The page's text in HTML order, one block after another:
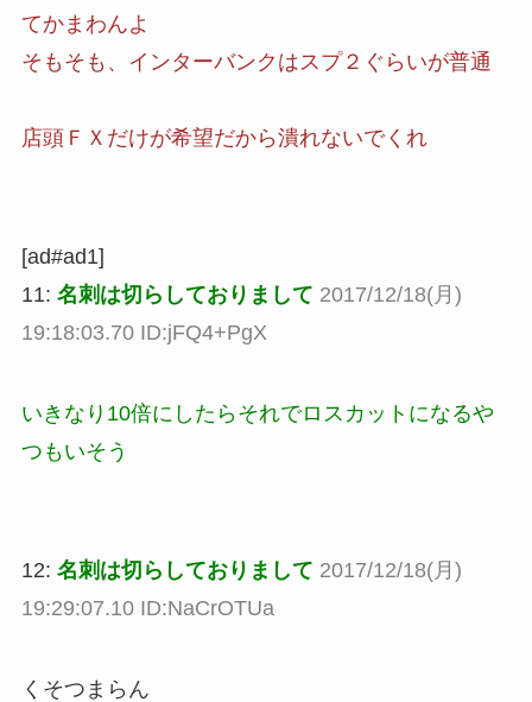
てかまわんよ
そもそも、インターバンクはスプ２ぐらいが普通
店頭ＦＸだけが希望だから潰れないでくれ
[ad#ad1]
11: 名刺は切らしておりまして 2017/12/18(月)
19:18:03.70 ID:jFQ4+PgX
いきなり10倍にしたらそれでロスカットになるや
つもいそう
12: 名刺は切らしておりまして 2017/12/18(月)
19:29:07.10 ID:NaCrOTUa
くそつまらん